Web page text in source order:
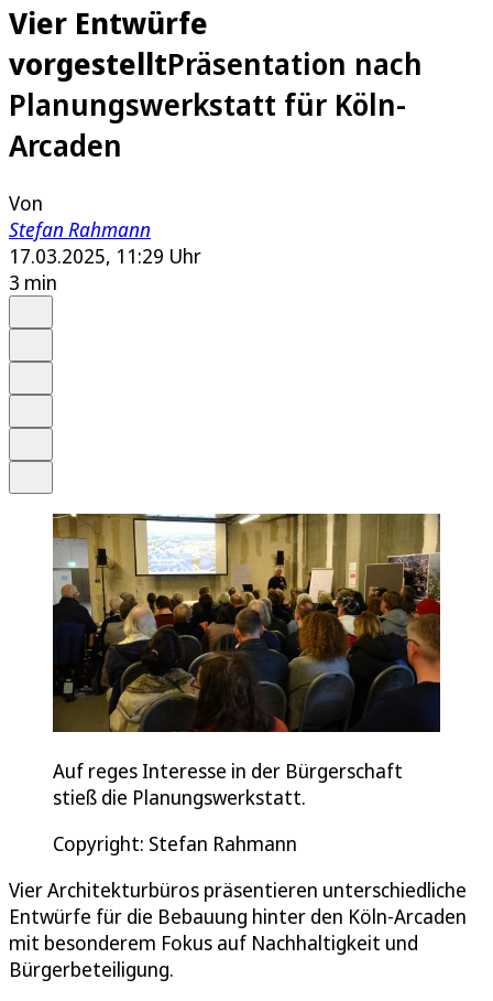
Vier Entwürfe
vorgestelltPräsentation nach
Planungswerkstatt für Köln-
Arcaden
Von
Stefan Rahmann
17.03.2025, 11:29 Uhr
3 min
Auf reges Interesse in der Bürgerschaft
stieß die Planungswerkstatt.
Copyright: Stefan Rahmann
Vier Architekturbüros präsentieren unterschiedliche
Entwürfe für die Bebauung hinter den Köln-Arcaden
mit besonderem Fokus auf Nachhaltigkeit und
Bürgerbeteiligung.